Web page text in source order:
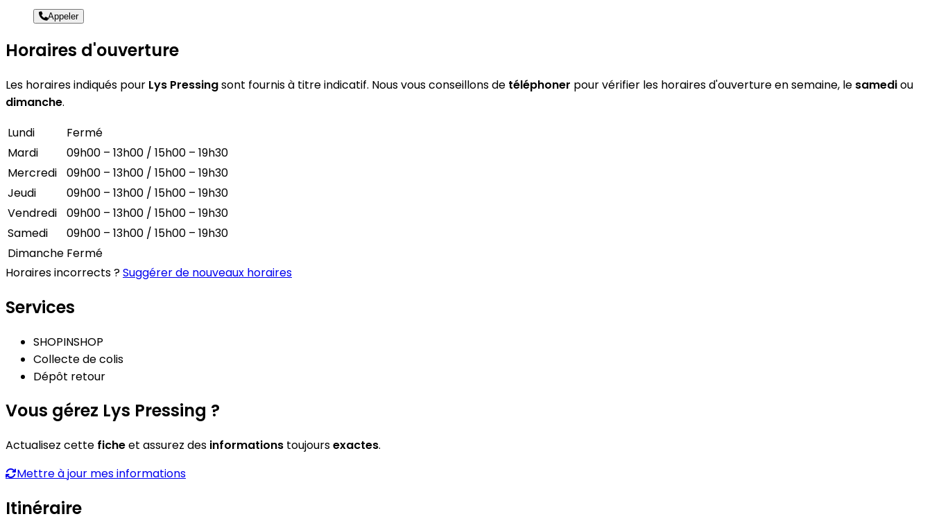
Appeler
Horaires d'ouverture
Les horaires indiqués pour Lys Pressingsont fournis à titre indicatif. Nous vous conseillons de téléphoner pour vérifier les horaires d'ouverture en semaine, le samediou
dimanche.
Lundi
Fermé
Mardi
09h00 – 13h00 / 15h00 – 19h30
Mercredi
09h00 – 13h00 / 15h00 – 19h30
Jeudi
09h00 – 13h00 / 15h00 – 19h30
Vendredi
09h00 – 13h00 / 15h00 – 19h30
Samedi
09h00 – 13h00 / 15h00 – 19h30
Dimanche Fermé
Horaires incorrects ?Suggérer de nouveaux horaires
Services
SHOPINSHOP
Collecte de colis
Dépôt retour
Vous gérez Lys Pressing ?
Actualisez cette ficheet assurez des informations toujoursexactes.
Mettre à jour mes informations
Itinéraire